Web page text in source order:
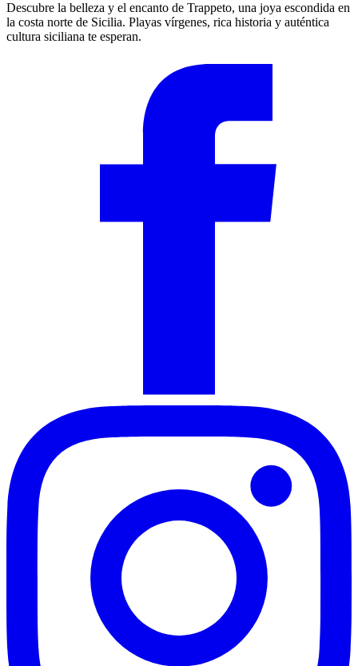
Descubre la belleza y el encanto de Trappeto, una joya escondida en
la costa norte de Sicilia. Playas vírgenes, rica historia y auténtica
cultura siciliana te esperan.